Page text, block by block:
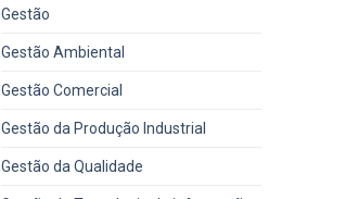
Gestão
Gestão Ambiental
Gestão Comercial
Gestão da Produção Industrial
Gestão da Qualidade